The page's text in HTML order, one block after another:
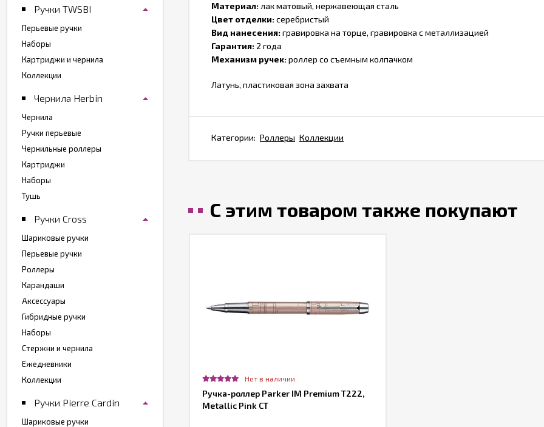
Материал: лак матовый, нержавеющая сталь
Цвет отделки:серебристый
Вид нанесения:гравировка на торце, гравировка с металлизацией
Гарантия: 2 года
Механизм ручек:роллер со съемным колпачком
Латунь, пластиковая зона захвата
Категории: Роллеры Коллекции
С этим товаром также покупают
Нет в наличии
Ручка-роллер Parker IM Premium T222,
Metallic Pink CT
Ручки TWSBI
Перьевые ручки
Наборы
Картриджи и чернила
Коллекции
Чернила Herbin
Чернила
Ручки перьевые
Чернильные роллеры
Картриджи
Наборы
Тушь
Ручки Cross
Шариковые ручки
Перьевые ручки
Роллеры
Карандаши
Аксессуары
Гибридные ручки
Наборы
Стержни и чернила
Ежедневники
Коллекции
Ручки Pierre Cardin
Шариковые ручки